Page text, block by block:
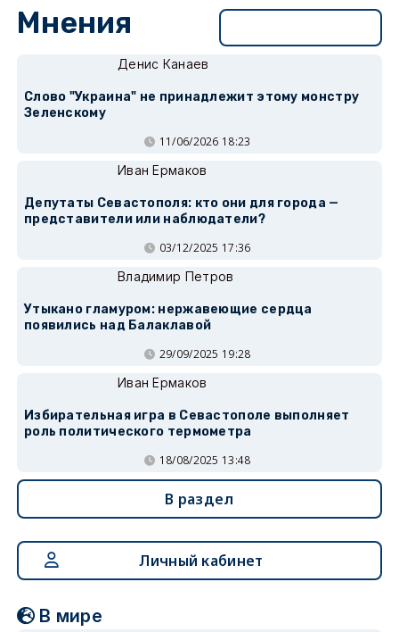
Мнения
Денис Канаев
Слово "Украина" не принадлежит этому монстру
Зеленскому
11/06/2026 18:23
Иван Ермаков
Депутаты Севастополя: кто они для города —
представители или наблюдатели?
03/12/2025 17:36
Владимир Петров
Утыкано гламуром: нержавеющие сердца
появились над Балаклавой
29/09/2025 19:28
Иван Ермаков
Избирательная игра в Севастополе выполняет
роль политического термометра
18/08/2025 13:48
В раздел
Личный кабинет
В мире